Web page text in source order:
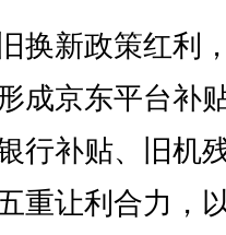
新政策红利
成京东平台补
行补贴、旧机
重让利合力，